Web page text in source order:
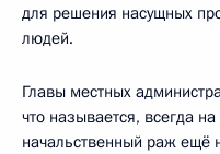
для решения насущных
людей.
Главы местных
что называется, всегда
начальственный раж ещё